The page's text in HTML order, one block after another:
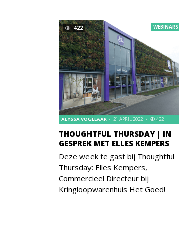
422
THOUGHTFUL THURSDAY | IN
GESPREK MET ELLES KEMPERS
ALYSSA VOGELAAR 21 APRIL 2022 422
WEBINARS
Deze week te gast bij Thoughtful
Thursday: Elles Kempers,
Commercieel Directeur bij
Kringloopwarenhuis Het Goed!